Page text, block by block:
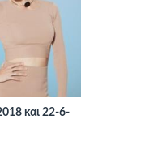
και 22-6-